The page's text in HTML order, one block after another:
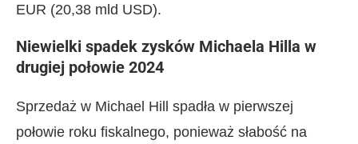
EUR (20,38 mld USD).
Niewielki spadek zysków Michaela Hilla w
drugiej połowie 2024
Sprzedaż w Michael Hill spadła w pierwszej
połowie roku fiskalnego, ponieważ słabość na